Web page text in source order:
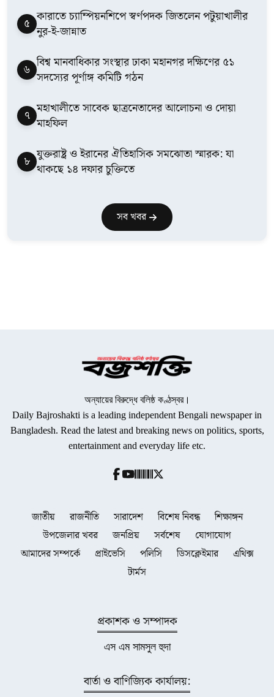
৫ কারাতে চ্যাম্পিয়নশিপে স্বর্ণপদক জিতলেন পটুয়াখালীর
নুর-ই-জান্নাত
৬ বিশ্ব মানবাধিকার সংস্থার ঢাকা মহানগর দক্ষিণের ৫১
সদস্যের পূর্ণাঙ্গ কমিটি গঠন
৭ মহাখালীতে সাবেক ছাত্রনেতাদের আলোচনা ও দোয়া
মাহফিল
৮ যুক্তরাষ্ট্র ও ইরানের ঐতিহাসিক সমঝোতা স্মারক: যা
থাকছে ১৪ দফার চুক্তিতে
সব খবর
অন্যায়ের বিরুদ্ধে বলিষ্ঠ কণ্ঠস্বর।
Daily Bajroshakti is a leading independent Bengali newspaper in
Bangladesh. Read the latest and breaking news on politics, sports,
entertainment and everyday life etc.
জাতীয় রাজনীতি সারাদেশ বিশেষ নিবন্ধ
শিক্ষাঙ্গন
উপজেলার খবর
জনপ্রিয় সর্বশেষ
যোগাযোগ
আমাদের সম্পর্কে
প্রাইভেসি পলিসি ডিসক্লেইমার
এথিক্স
টার্মস
প্রকাশক ও সম্পাদক
এস এম সামসুল হুদা
বার্তা ও বাণিজ্যিক কার্যালয়: